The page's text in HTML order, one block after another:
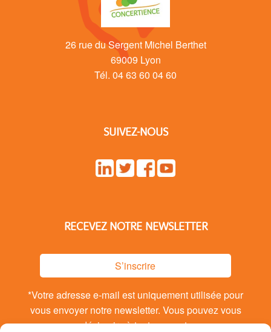
26 rue du Sergent Michel Berthet
69009 Lyon
Tél. 04 63 60 04 60
SUIVEZ-NOUS
RECEVEZ NOTRE NEWSLETTER
S’inscrire
*Votre adresse e-mail est uniquement utilisée pour
vous envoyer notre newsletter. Vous pouvez vous
désinsrire à tout moment.